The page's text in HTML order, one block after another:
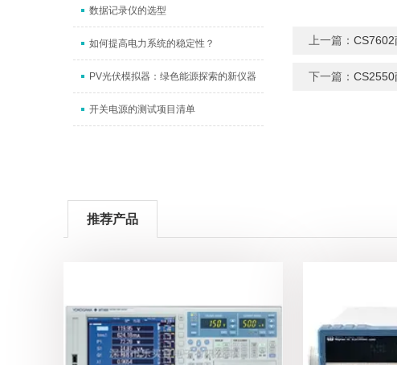
数据记录仪的选型
如何提高电力系统的稳定性？
PV光伏模拟器：绿色能源探索的新仪器
开关电源的测试项目清单
上一篇：
下一篇：
推荐产品